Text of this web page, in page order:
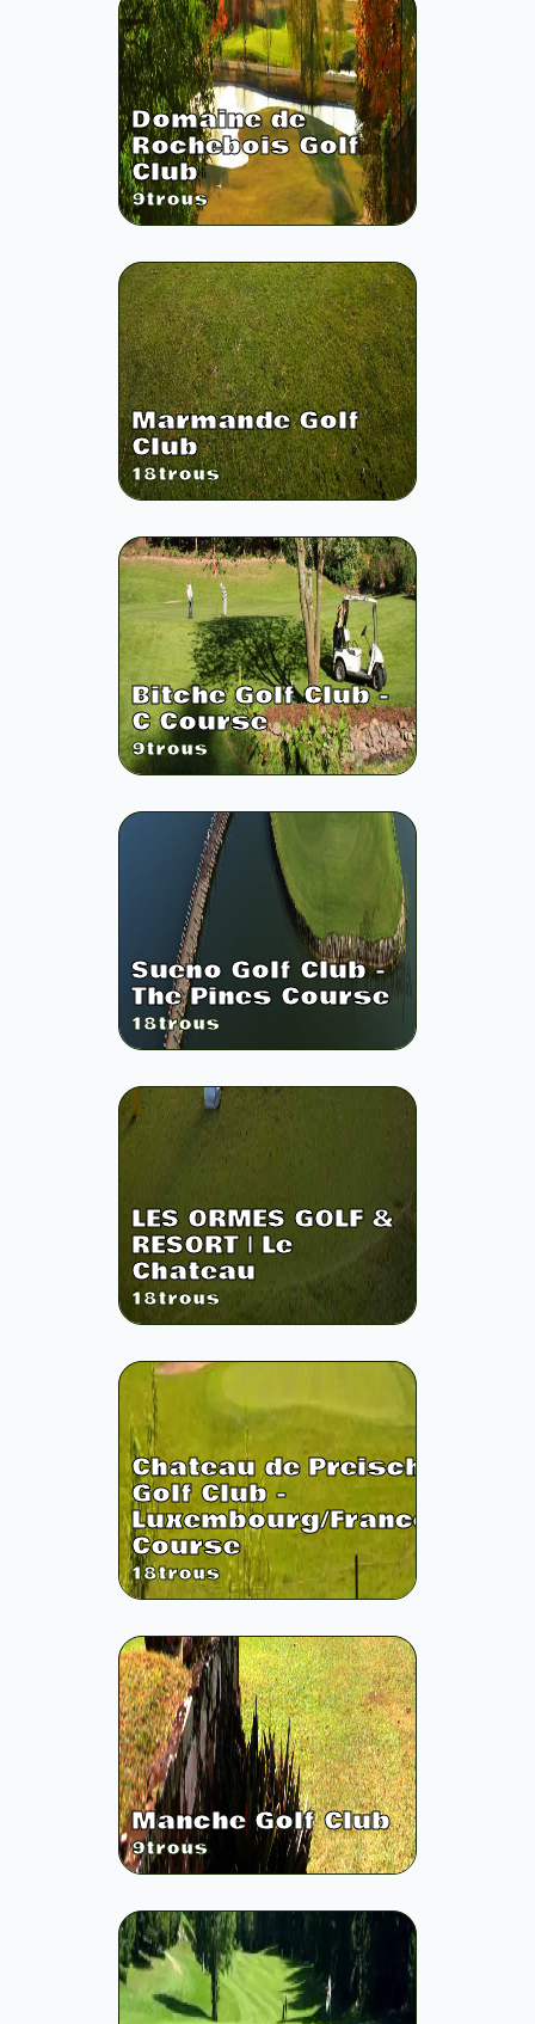
Domaine de
Rochebois Golf
Club
9trous
Marmande Golf
Club
18trous
Bitche Golf Club -
C Course
9trous
Sueno Golf Club -
The Pines Course
18trous
LES ORMES GOLF &
RESORT | Le
Chateau
18trous
Chateau de Preisch
Golf Club -
Luxembourg/France
Course
18trous
Manche Golf Club
9trous